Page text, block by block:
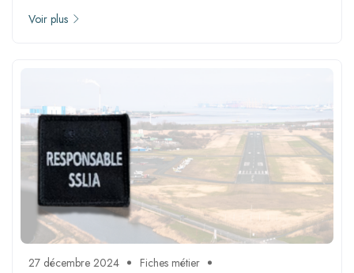
Voir plus
27 décembre 2024 Fiches métier